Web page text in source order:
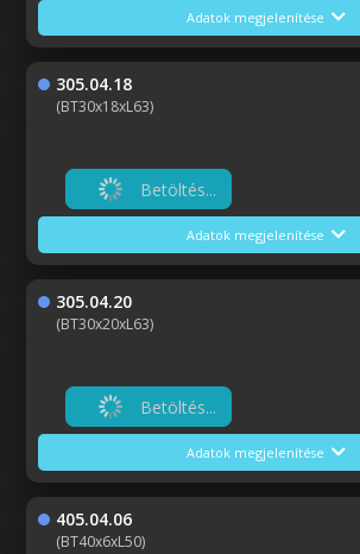
Adatok megjelenítése
305.04.18
(BT30x18xL63)
Betöltés...
Adatok megjelenítése
305.04.20
(BT30x20xL63)
Betöltés...
Adatok megjelenítése
405.04.06
(BT40x6xL50)